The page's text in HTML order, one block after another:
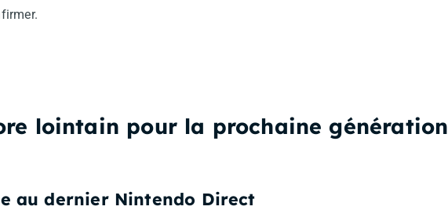
lointain pour la prochaine génération
au dernier Nintendo Direct